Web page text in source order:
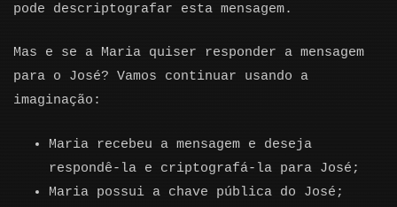
pode descriptografar esta mensagem.
Mas e se a Maria quiser responder a mensagem
para o José? Vamos continuar usando a
imaginação:
Maria recebeu a mensagem e deseja
respondê-la e criptografá-la para José;
Maria possui a chave pública do José;